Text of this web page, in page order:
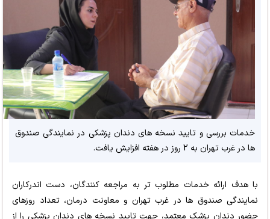
خدمات بررسی و تایید نسخه های دندان پزشکی در نمایندگی صندوق
ها در غرب تهران به 2 روز در هفته افزایش یافت.
با هدف ارائه خدمات مطلوب تر به مراجعه کنندگان، دست اندرکاران
نمایندگی صندوق ها در غرب تهران و معاونت درمان، تعداد روزهای
حضور دندان پزشک معتمد، جهت تایید نسخه های دندان پزشکی را از